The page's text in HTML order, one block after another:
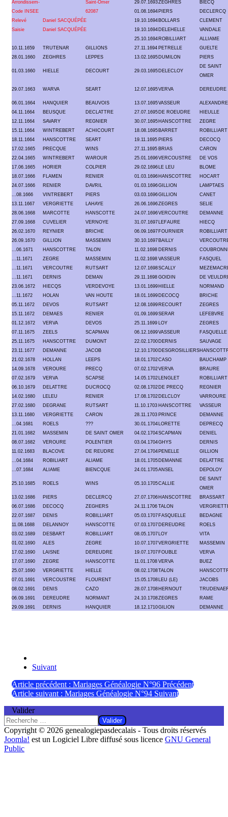
Arrondissem- Saint-Omer 29.07.1693ZEGHRES
BIECQ
Code INSEE
62087 01.08.1694 PIERS
DECLERCQ
Relevé
Daniel SACQUÉPÉE 19.10.1694 BOLLARS
CLEMENT
Saisie
Daniel SACQUÉPÉE 19.10.1694 DELEHELLE
VANDALE
25.10.1694 ROBILLIART
ALLIAME
10.11.1659
TRUTENAR GILLIONS 27.11.1694 PETRELLE
GUELTE
28.01.1660
ZEGHRES LEPPES 13.02.1695 DUMILON PIERS
01.03.1660 HIELLE DECOURT 29.03.1695 DELECLOY
DE SAINT
OMER
29.07.1663 WARVA SEART 12.07.1695VERVA DEREUDRE
06.01.1664 HANQUIER BEAUVOIS 13.07.1695VASSEUR
ALEXANDRE
04.11.1664
BEUSQUE DECLATTRE 27.07.1695 DE ROEUDRE
HIEULLE
12.11.1664
SAVARY REGNIER 30.07.1695 HANSCOTTRE
ZEGRE
15.11.1664
WINTREBERT ACHICOURT 18.08.1695 BARRET
ROBILLIART
18.11.1664
HANSCOTTRE SEART 19.11.1695 PIERS
DECOCQ
17.02.1665
PRECQUE WINS 27.11.1695 BRIAS
CARON
22.04.1665
WINTREBERT WAROUR 25.01.1696VERCOUSTRE
DE VOS
17.06.1665
HORIER COLPIER 29.02.1696 LE LEU
BLOME
18.07.1666
FLAMEN RENIER 01.03.1696 HANSCOTTRE
HOCART
24.07.1666
RENIER DAVRIL 01.03.1696GILLION
LAMPTAES
...08.1666
VINTREBERT PIERS 03.03.1696GILLION
CANET
13.11.1667
VERGRIETTE LAHAYE 26.06.1696ZEGRES
SELIE
28.06.1668
MARCOTTE HANSCOTTE 24.07.1696VERCOUTRE
DEMANNE
27.09.1668
CUVELIER VERNOYE 31.07.1697 LEFAURE
HIECQ
26.02.1670
REYNIER BRICHE 06.09.1697 FOURNIER
ROBILLIART
26.09.1670
GILLION MASSEMIN 30.10.1697 BAILLY
...06.1671
HANSCOTTRE TALON 11.02.1698 DERNIS
...11.1671
ZEGRE MASSEMIN 11.02.1698 VASSEUR
FASQUEL
...11.1671
VERCOUTRE RUTSART 12.07.1698SCALLY
...11.1671
DERNIS DEMAN 29.11.1698 GOIDIN
DE
23.06.1672
HIECQS VERDEVOYE 13.01.1699 HIELLE
NORMAND
...11.1672
HOLAN VAN HOUTE 18.01.1699 DECOCQ
BRICHE
05.11.1672
DEVOS RUTSART 12.08.1699 RECOURT
ZEGRES
15.11.1672
DEMAES RENIER 01.09.1699SERAR
LEFEBVRE
01.12.1672
VERVA DEVOS 25.11.1699 LOY
ZEGRES
07.11.1675
ZEELS SCAPMAN 06.12.1699VASSEUR
FASQUELLE
25.11.1675
HANSCOTTRE DUMONT 22.02.1700 DERNIS
SAUVAGE
23.11.1677
DEMANNE JACOB 12.10.1700 DESGROSILLIERS
21.02.1678
HOLLAN LEEPS 18.01.1702CASO
BAUCHAMP
14.09.1678
VEROURE PRECQ 07.02.1702VERVA
BRAURE
07.02.1679
VERVA SCAPSE 14.05.1702 LENGLET
ROBILLIART
06.10.1679
DELATTRE DUCROCQ 02.08.1702 DE PRECQ
REGNIER
14.02.1680
LELEU RENIER 17.08.1702 DELCLOY
VARROURE
27.02.1680
DEGRANE RUTSART 11.10.1703 HANSCOTTRE
VASSEUR
13.11.1680
VERGRIETTE CARON 28.11.1703 PRINCE
DEMANNE
...04.1681
ROELS ??? 30.01.1704 LORETTE
DEPRECQ
21.01.1682
MASSEMIN DE SAINT OMER 04.02.1704SCAPMAN
DENIEL
08.07.1682
VEROURE POLENTIER 03.04.1704GHYS
DERNIS
11.02.1683
BLACOVE DE REUDRE 27.04.1704 PENELLE
GILLION
...04.1684
ROBILIART ALIAME 18.01.1705 DEMANNE
DELATTRE
...07.1684
ALIAME BIENCQUE 24.01.1705ANSEL DEPOLOY
25.10.1685 ROELS WINS 05.10.1705CALLIE
DE SAINT
OMER
13.02.1686
PIERS DECLERCQ 27.07.1706 HANSCOTTRE
BRASSART
06.07.1686
DECOCQ ZEGHERS 24.11.1706 TALON
22.07.1687
DENIS ROBILLIART 05.03.1707 FASQUELLE
BEDAGNE
11.08.1688
DELANNOY HANSCOTTE 07.03.1707 DEREUDRE
ROELS
03.02.1689
DESBART ROBILLIART 08.05.1707 LOY
VITA
01.02.1690
ALES ZEGRE 10.07.1707VERGRIETTE
MASSEMIN
17.02.1690
LAISNE DEREUDRE 19.07.1707 FOUBLE
VERVA
17.07.1690
ZEGRE HANSCOTTE 11.01.1708 VERVA
BUEZ
25.07.1690
VERGRIETTE HIELLE 08.02.1708TALON
07.01.1691
VERCOUSTRE FLOURENT 15.05.1708 LEU (LE)
JACOBS
08.02.1691
DENIS CAZO 28.07.1708 HERNOUT
06.09.1691
DEREUDRE NORMANT 24.10.1708ZEGRES
RAME
29.09.1691
DERNIS HANQUIER 18.12.1710GILION DEMANNE
Suivant
Article précédent : Mariages Généalogie N°96 Précédent
Article suivant : Mariages Généalogie N°94 Suivant
Valider
Valider
Copyright © 2026 genealogiepasdecalais - Tous droits réservés
Joomla! est un Logiciel Libre diffusé sous licence GNU General
Public